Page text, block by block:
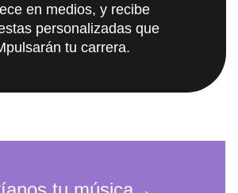
en medios, y recibe
personalizadas que
tu carrera.